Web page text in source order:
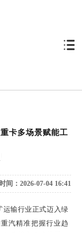
卡多场景赋能工
间：2026-07-04 16:41
输行业正式迈入绿
汽精准把握行业趋